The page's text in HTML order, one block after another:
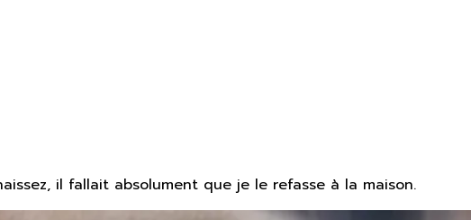
il fallait absolument que je le refasse à la maison.